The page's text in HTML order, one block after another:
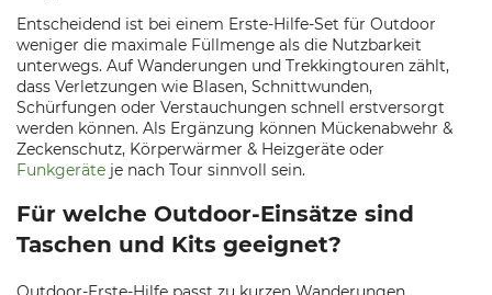
Entscheidend ist bei einem Erste-Hilfe-Set für Outdoor
weniger die maximale Füllmenge als die Nutzbarkeit
unterwegs. Auf Wanderungen und Trekkingtouren zählt,
dass Verletzungen wie Blasen, Schnittwunden,
Schürfungen oder Verstauchungen schnell erstversorgt
werden können. Als Ergänzung können Mückenabwehr &
Zeckenschutz, Körperwärmer & Heizgeräte oder
Funkgeräte je nach Tour sinnvoll sein.
Für welche Outdoor-Einsätze sind
Taschen und Kits geeignet?